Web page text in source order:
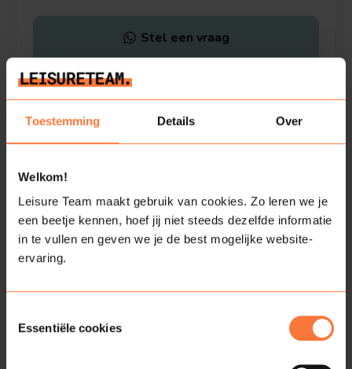
Toestemming Details Over
Welkom!
Leisure Team maakt gebruik van cookies. Zo leren we je
een beetje kennen, hoef jij niet steeds dezelfde informatie
in te vullen en geven we je de best mogelijke website-
ervaring.
Essentiële cookies
Stel een vraag
Bekijk alle activiteiten van
Alexander